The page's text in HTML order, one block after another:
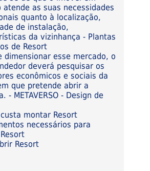
atende as suas necessidades
quanto à localização,
de instalação,
da vizinhança - Plantas
de Resort
dimensionar esse mercado, o
deverá pesquisar os
econômicos e sociais da
que pretende abrir a
- METAVERSO - Design de
montar Resort
necessários para
Resort